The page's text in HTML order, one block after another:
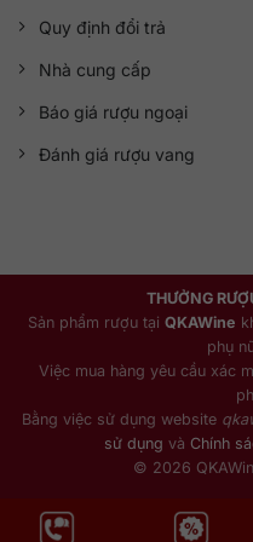
Quy định đổi trả
Nhà cung cấp
Báo giá rượu ngoại
Đánh giá rượu vang
THƯỞNG
Sản phẩm rượu tại QKAWine
phụ
Việc mua hàng yêu cầu xác
Bằng việc sử dụng website
sử dụng và Chính
© 2026